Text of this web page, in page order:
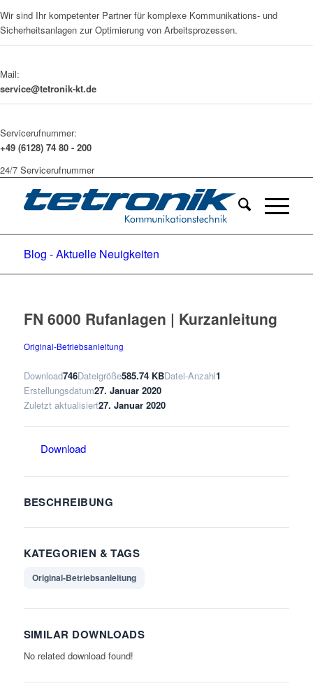
Wir sind Ihr kompetenter Partner für komplexe Kommunikations- und
Sicherheitsanlagen zur Optimierung von Arbeitsprozessen.
Mail:
service@tetronik-kt.de
Servicerufnummer:
+49 (6128) 74 80 - 200
24/7 Servicerufnummer
Blog - Aktuelle Neuigkeiten
FN 6000 Rufanlagen | Kurzanleitung
Original-Betriebsanleitung
Download746Dateigröße585.74 KBDatei-Anzahl1
Erstellungsdatum27. Januar 2020
Zuletzt aktualisiert27. Januar 2020
Download
BESCHREIBUNG
KATEGORIEN & TAGS
Original-Betriebsanleitung
SIMILAR DOWNLOADS
No related download found!